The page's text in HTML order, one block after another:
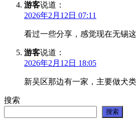
游客说道：
2026年2月12日 07:11
看过一些分享，感觉现在无锡
游客说道：
2026年2月12日 18:05
新吴区那边有一家，主要做犬
搜索
搜索